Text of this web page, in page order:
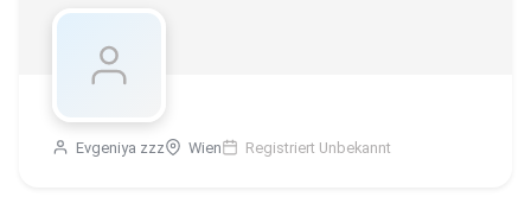
Evgeniya zzz Wien Registriert Unbekannt